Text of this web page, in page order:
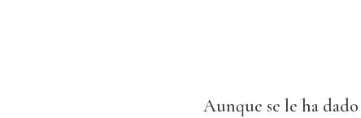
Aunque se le ha